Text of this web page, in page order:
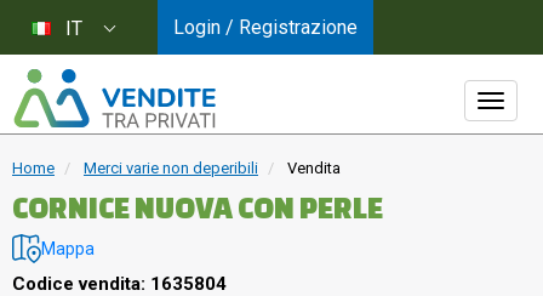
Home Merci varie non deperibili Vendita
CORNICE NUOVA CON PERLE
Mappa
Codice vendita: 1635804
IT Login / Registrazione